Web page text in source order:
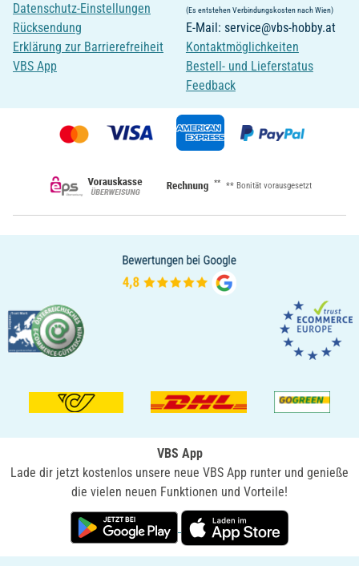
Datenschutz-Einstellungen
Rücksendung
Erklärung zur Barrierefreiheit
VBS App
(Es entstehen Verbindungskosten nach Wien)
E-Mail: service@vbs-hobby.at
Kontaktmöglichkeiten
Bestell- und Lieferstatus
Feedback
** ** Bonität vorausgesetzt
VBS App
Lade dir jetzt kostenlos unsere neue VBS App runter und genieße
die vielen neuen Funktionen und Vorteile!